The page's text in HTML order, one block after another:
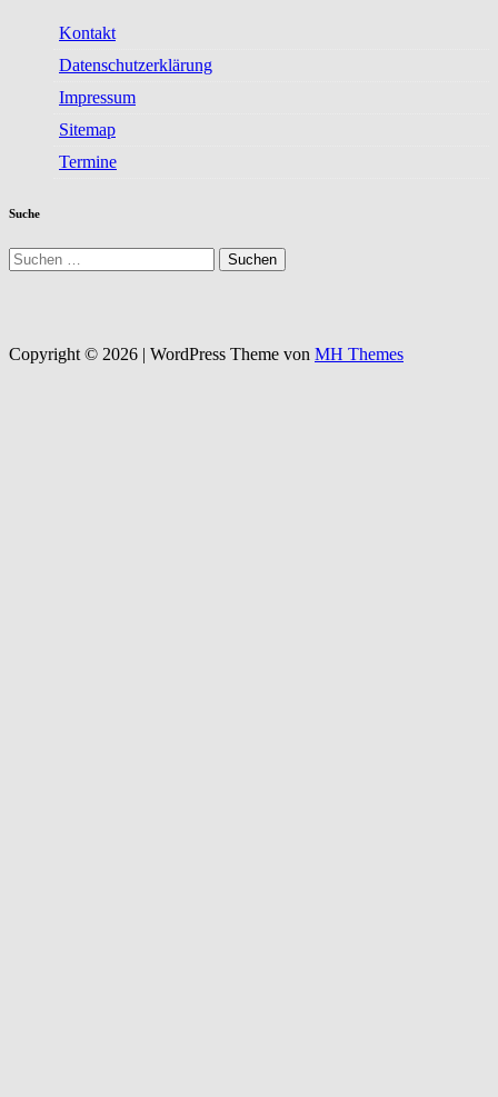
Kontakt
Datenschutzerklärung
Impressum
Sitemap
Termine
Suche
Suchen
nach:
Copyright © 2026 | WordPress Theme von MH Themes